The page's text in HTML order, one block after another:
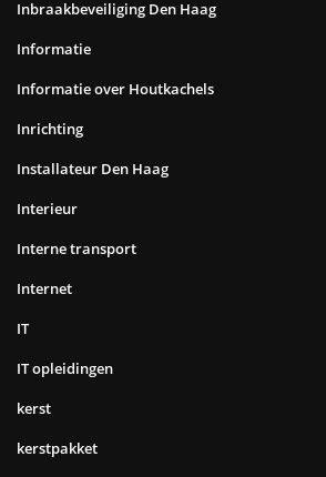
Inbraakbeveiliging Den Haag
Informatie
Informatie over Houtkachels
Inrichting
Installateur Den Haag
Interieur
Interne transport
Internet
IT
IT opleidingen
kerst
kerstpakket